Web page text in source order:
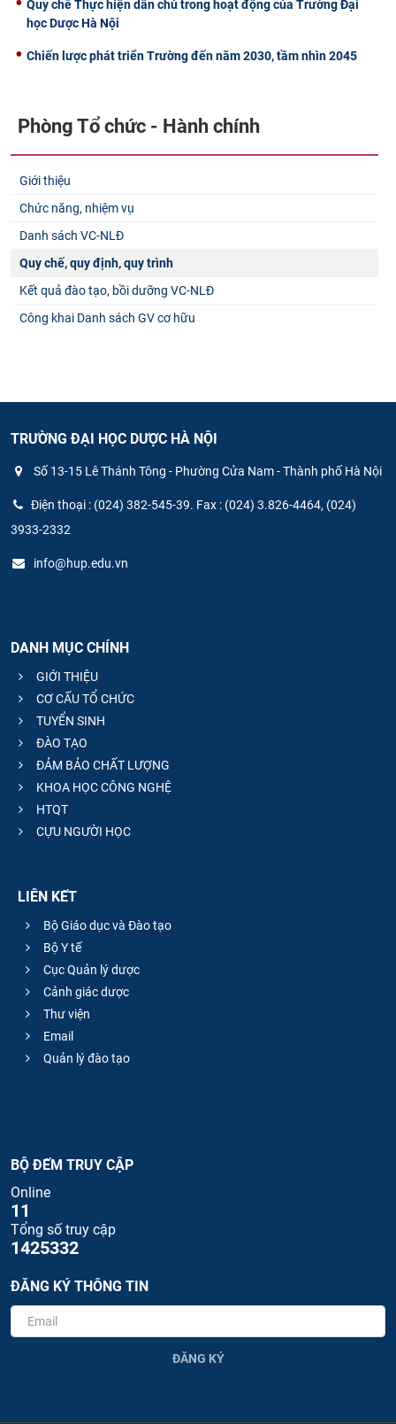
Quy chế Thực hiện dân chủ trong hoạt động của Trường Đại
học Dược Hà Nội
Chiến lược phát triển Trường đến năm 2030, tầm nhìn 2045
Phòng Tổ chức - Hành chính
Giới thiệu
Chức năng, nhiệm vụ
Danh sách VC-NLĐ
Quy chế, quy định, quy trình
Kết quả đào tạo, bồi dưỡng VC-NLĐ
Công khai Danh sách GV cơ hữu
TRƯỜNG ĐẠI HỌC DƯỢC HÀ NỘI
Số 13-15 Lê Thánh Tông - Phường Cửa Nam - Thành phố Hà Nội
Điện thoại : (024) 382-545-39. Fax : (024) 3.826-4464, (024)
3933-2332
info@hup.edu.vn
DANH MỤC CHÍNH
GIỚI THIỆU
CƠ CẤU TỔ CHỨC
TUYỂN SINH
ĐÀO TẠO
ĐẢM BẢO CHẤT LƯỢNG
KHOA HỌC CÔNG NGHỆ
HTQT
CỰU NGƯỜI HỌC
LIÊN KẾT
Bộ Giáo dục và Đào tạo
Bộ Y tế
Cục Quản lý dược
Cảnh giác dược
Thư viện
Email
Quản lý đào tạo
BỘ ĐẾM TRUY CẬP
Online
11
Tổng số truy cập
1425332
ĐĂNG KÝ THÔNG TIN
ĐĂNG KÝ